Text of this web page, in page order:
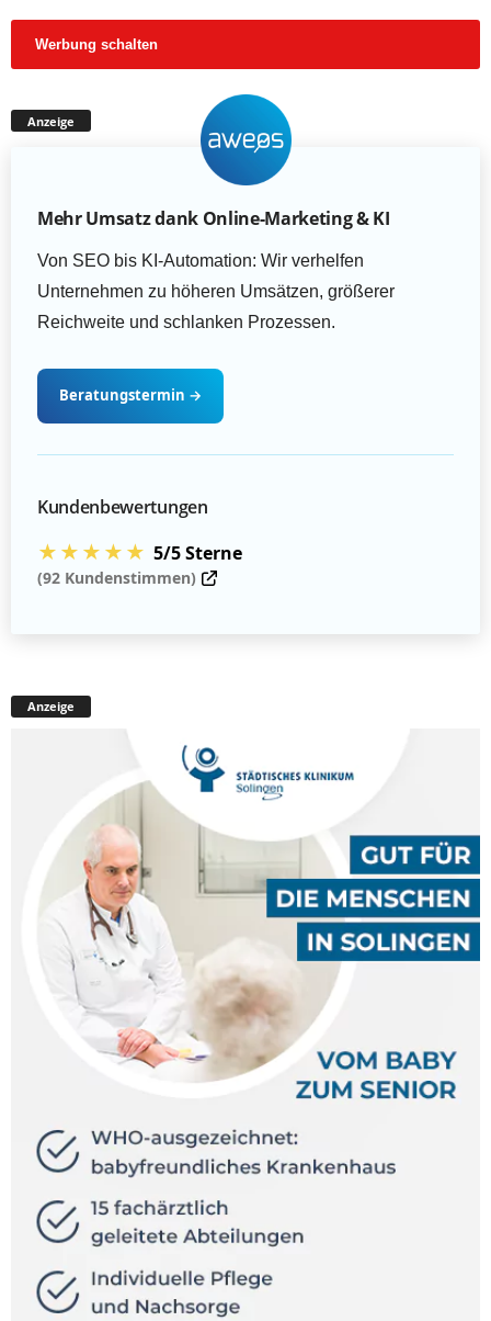
Werbung schalten
Anzeige
Mehr Umsatz dank Online-Marketing & KI
Von SEO bis KI-Automation: Wir verhelfen
Unternehmen zu höheren Umsätzen, größerer
Reichweite und schlanken Prozessen.
Beratungstermin →
Kundenbewertungen
★★★★★ 5/5 Sterne
(92 Kundenstimmen)
Anzeige